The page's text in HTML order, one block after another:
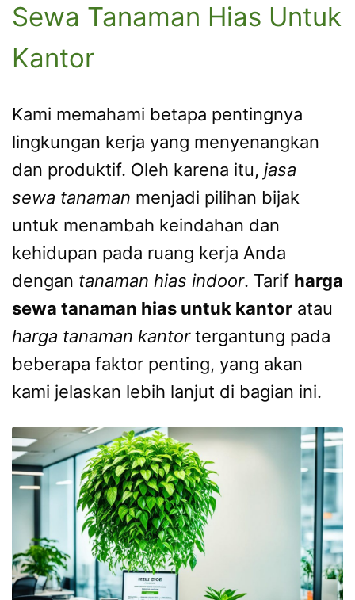
Sewa Tanaman Hias Untuk
Kantor
Kami memahami betapa pentingnya
lingkungan kerja yang menyenangkan
dan produktif. Oleh karena itu, jasa
sewa tanaman menjadi pilihan bijak
untuk menambah keindahan dan
kehidupan pada ruang kerja Anda
dengan tanaman hias indoor. Tarif harga
sewa tanaman hias untuk kantor atau
harga tanaman kantortergantung pada
beberapa faktor penting, yang akan
kami jelaskan lebih lanjut di bagian ini.